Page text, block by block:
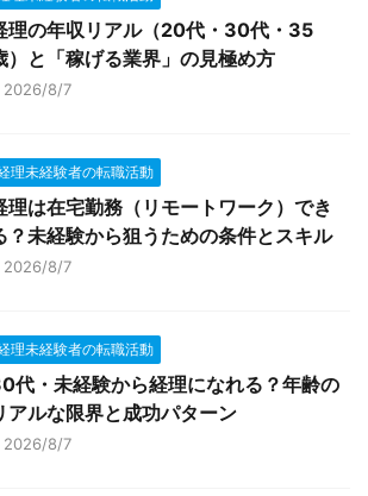
理の年収リアル（20代・30代・35
）と「稼げる業界」の見極め方
2026/8/7
理未経験者の転職活動
理は在宅勤務（リモートワーク）でき
？未経験から狙うための条件とスキル
2026/8/7
理未経験者の転職活動
代・未経験から経理になれる？年齢の
アルな限界と成功パターン
2026/8/7